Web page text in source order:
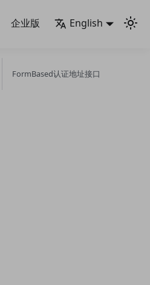
企业版 English
FormBased认证地址接口